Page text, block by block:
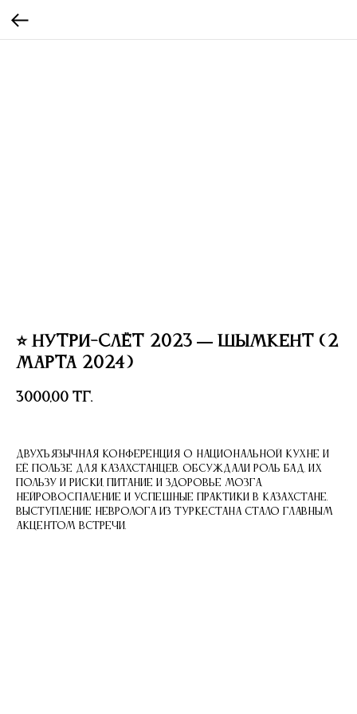
⭐ Нутри-слёт 2023 — Шымкент (2
марта 2024)
3000,00 тг.
Двухъязычная конференция о национальной кухне и
её пользе для казахстанцев. Обсуждали роль БАД, их
пользу и риски, питание и здоровье мозга,
нейровоспаление и успешные практики в Казахстане.
Выступление невролога из Туркестана стало главным
акцентом встречи.